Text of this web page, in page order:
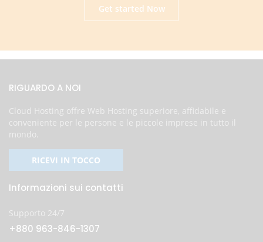
Get started Now
RIGUARDO A NOI
Cloud Hosting offre Web Hosting superiore, affidabile e
conveniente per le persone e le piccole imprese in tutto il
mondo.
RICEVI IN TOCCO
Informazioni sui contatti
Supporto 24/7
+880 963-846-1307